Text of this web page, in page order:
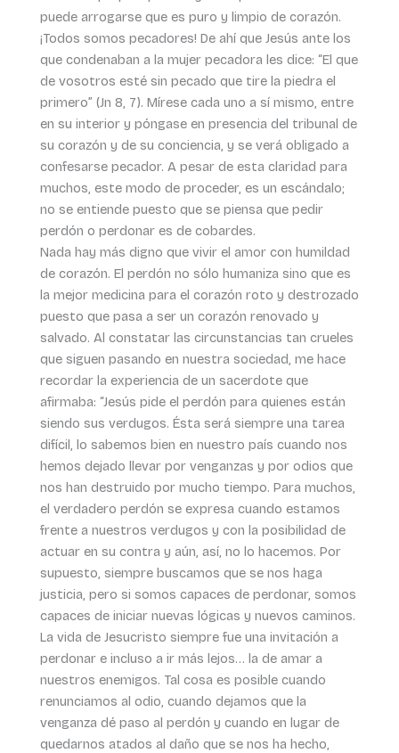
puede arrogarse que es puro y limpio de corazón.
¡Todos somos pecadores! De ahí que Jesús ante los
que condenaban a la mujer pecadora les dice: “El que
de vosotros esté sin pecado que tire la piedra el
primero” (Jn 8, 7). Mírese cada uno a sí mismo, entre
en su interior y póngase en presencia del tribunal de
su corazón y de su conciencia, y se verá obligado a
confesarse pecador. A pesar de esta claridad para
muchos, este modo de proceder, es un escándalo;
no se entiende puesto que se piensa que pedir
perdón o perdonar es de cobardes.
Nada hay más digno que vivir el amor con humildad
de corazón. El perdón no sólo humaniza sino que es
la mejor medicina para el corazón roto y destrozado
puesto que pasa a ser un corazón renovado y
salvado. Al constatar las circunstancias tan crueles
que siguen pasando en nuestra sociedad, me hace
recordar la experiencia de un sacerdote que
afirmaba: “Jesús pide el perdón para quienes están
siendo sus verdugos. Ésta será siempre una tarea
difícil, lo sabemos bien en nuestro país cuando nos
hemos dejado llevar por venganzas y por odios que
nos han destruido por mucho tiempo. Para muchos,
el verdadero perdón se expresa cuando estamos
frente a nuestros verdugos y con la posibilidad de
actuar en su contra y aún, así, no lo hacemos. Por
supuesto, siempre buscamos que se nos haga
justicia, pero si somos capaces de perdonar, somos
capaces de iniciar nuevas lógicas y nuevos caminos.
La vida de Jesucristo siempre fue una invitación a
perdonar e incluso a ir más lejos… la de amar a
nuestros enemigos. Tal cosa es posible cuando
renunciamos al odio, cuando dejamos que la
venganza dé paso al perdón y cuando en lugar de
quedarnos atados al daño que se nos ha hecho,